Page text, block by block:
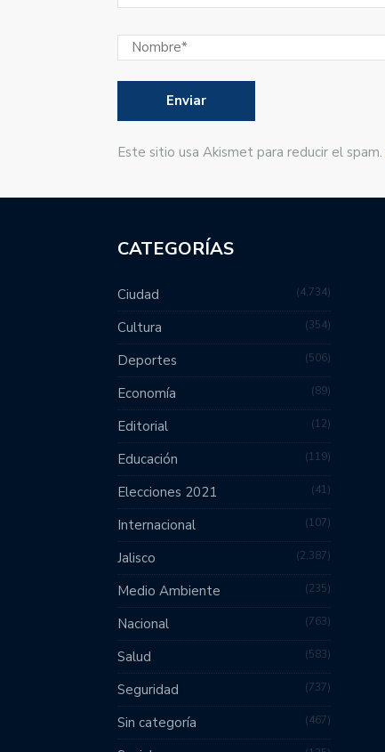
Este sitio usa Akismet para reducir el spam.
CATEGORÍAS
Ciudad 4,734
Cultura 354
Deportes 506
Economía 89
Editorial 12
Educación 119
Elecciones 2021 41
Internacional 107
Jalisco 2,387
Medio Ambiente 235
Nacional 763
Salud 583
Seguridad 737
Sin categoría 467